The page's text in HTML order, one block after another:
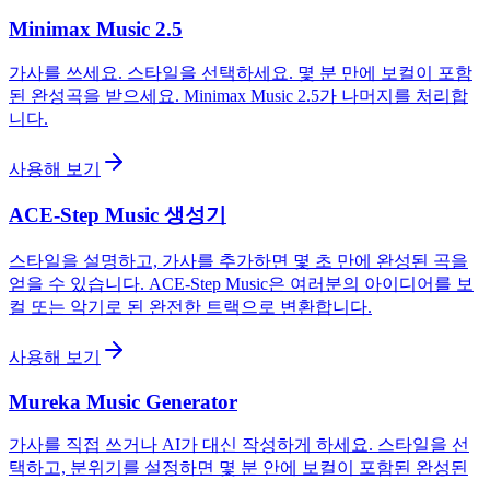
Minimax Music 2.5
가사를 쓰세요. 스타일을 선택하세요. 몇 분 만에 보컬이 포함
된 완성곡을 받으세요. Minimax Music 2.5가 나머지를 처리합
니다.
사용해 보기
ACE-Step Music 생성기
스타일을 설명하고, 가사를 추가하면 몇 초 만에 완성된 곡을
얻을 수 있습니다. ACE-Step Music은 여러분의 아이디어를 보
컬 또는 악기로 된 완전한 트랙으로 변환합니다.
사용해 보기
Mureka Music Generator
가사를 직접 쓰거나 AI가 대신 작성하게 하세요. 스타일을 선
택하고, 분위기를 설정하면 몇 분 안에 보컬이 포함된 완성된